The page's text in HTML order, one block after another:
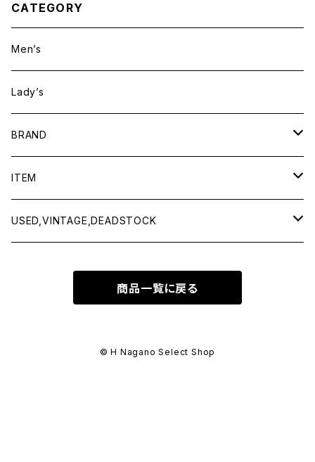
CATEGORY
Men’s
Lady’s
BRAND
BAICYCLON by bagjack
Baserange
ITEM
Men
USED,VINTAGE,DEADSTOCK
商品一覧に戻る
© H Nagano Select Shop